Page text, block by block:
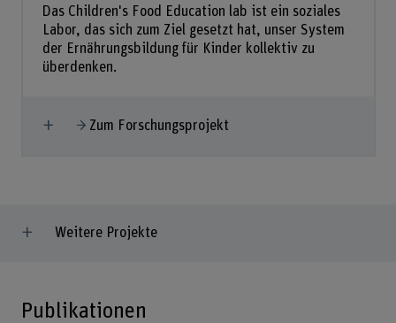
Das Children's Food Education lab ist ein soziales
Labor, das sich zum Ziel gesetzt hat, unser System
der Ernährungsbildung für Kinder kollektiv zu
überdenken.
Mehr anzeigen
Zum Forschungsprojekt
Weitere Projekte
Publikationen